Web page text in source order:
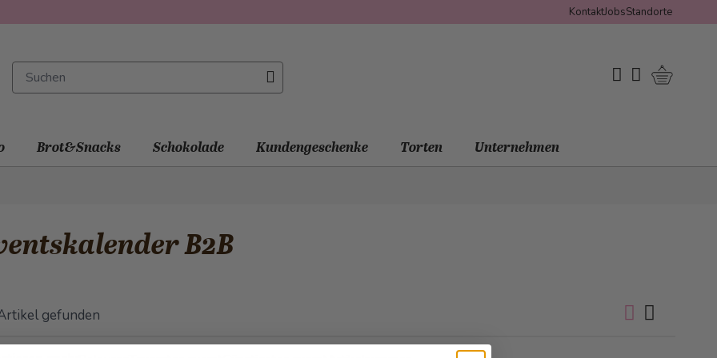
KontaktJobsStandorte
My Wishlist
Mein Konto
Brot&Snacks Schokolade Kundengeschenke Torten Unternehmen
B2B
gefunden